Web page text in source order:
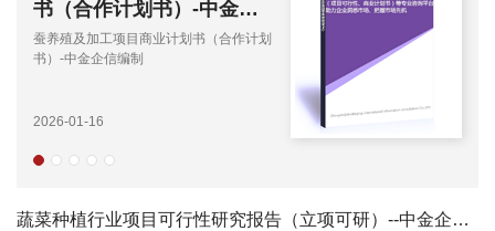
书（合作计划书）-中金企
信编制
蚕养殖及加工项目商业计划书（合作计划
书）-中金企信编制
2026-01-16
蔬菜种植行业项目可行性研究报告（立项可研）--中金企信权威机构编制